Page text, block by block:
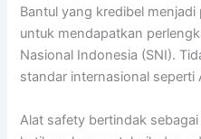
Bantul yang kredibel
untuk mendapatkan
Nasional Indonesia (SNI).
standar internasional seperti
Alat safety bertindak